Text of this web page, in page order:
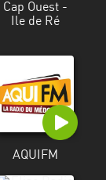
Cap Ouest -
Ile de Ré
AQUIFM